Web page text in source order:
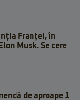
Franței, în
Musk. Se cere
de aproape 1